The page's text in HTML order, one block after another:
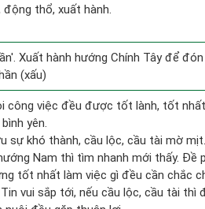
thổ, xuất hành.
Xuất hành hướng Chính Tây để đón
(xấu)
công việc đều được tốt lành, tốt
yên.
sự khó thành, cầu lộc, cầu tài mờ
Nam thì tìm nhanh mới thấy. Đề
tốt nhất làm việc gì đều cần chắc
Tin vui sắp tới, nếu cầu lộc, cầu tài thì